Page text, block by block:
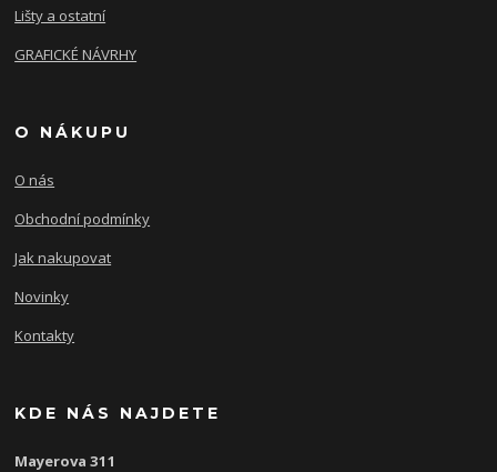
Lišty a ostatní
GRAFICKÉ NÁVRHY
O NÁKUPU
O nás
Obchodní podmínky
Jak nakupovat
Novinky
Kontakty
KDE NÁS NAJDETE
Mayerova 311